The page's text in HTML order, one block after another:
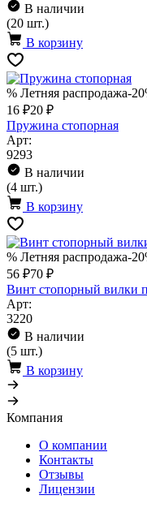
В наличии
(20 шт.)
В корзину
% Летняя распродажа-
16 ₽20 ₽
Пружина стопорная
Арт:
9293
В наличии
(4 шт.)
В корзину
% Летняя распродажа-
56 ₽70 ₽
Винт стопорный вилки
Арт:
3220
В наличии
(5 шт.)
В корзину
Компания
О компании
Контакты
Отзывы
Лицензии